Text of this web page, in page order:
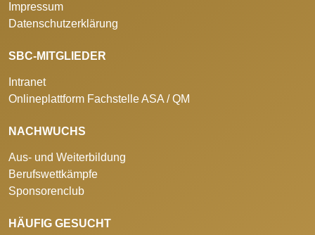
Impressum
Datenschutzerklärung
SBC-MITGLIEDER
Intranet
Onlineplattform Fachstelle ASA / QM
NACHWUCHS
Aus- und Weiterbildung
Berufswettkämpfe
Sponsorenclub
HÄUFIG GESUCHT